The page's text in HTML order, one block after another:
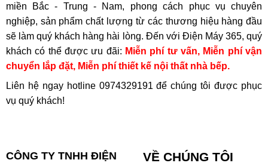
miền Bắc - Trung - Nam, phong cách phục vụ chuyên
nghiệp, sản phẩm chất lượng từ các thương hiệu hàng đầu
sẽ làm quý khách hàng hài lòng. Đến với Điện Máy 365, quý
khách có thể được ưu đãi: Miễn phí tư vấn, Miễn phí vận
chuyển lắp đặt, Miễn phí thiết kế nội thất nhà bếp.
Liên hệ ngay hotline 0974329191 để chúng tôi được phục
vụ quý khách!
CÔNG TY TNHH ĐIỆN
VỀ CHÚNG TÔI